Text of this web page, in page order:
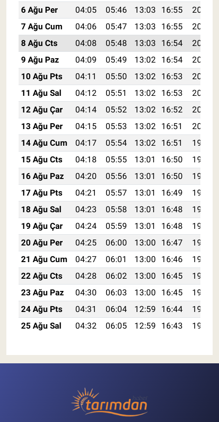
6 Ağu Per
04:05 05:46 13:03 16:55
20:10
7 Ağu Cum
04:06 05:47 13:03 16:55
20:08
8 Ağu Cts
04:08 05:48 13:03 16:54
20:07
9 Ağu Paz
04:09 05:49 13:02 16:54
20:06
10 Ağu Pts
04:11 05:50 13:02 16:53
20:05
11 Ağu Sal
04:12 05:51 13:02 16:53
20:03
12 Ağu Çar
04:14 05:52 13:02 16:52
20:02
13 Ağu Per
04:15 05:53 13:02 16:51
20:01
14 Ağu Cum
04:17 05:54 13:02 16:51
19:59
15 Ağu Cts
04:18 05:55 13:01 16:50
19:58
16 Ağu Paz
04:20 05:56 13:01 16:50
19:57
17 Ağu Pts
04:21 05:57 13:01 16:49
19:55
18 Ağu Sal
04:23 05:58 13:01 16:48
19:54
19 Ağu Çar
04:24 05:59 13:01 16:48
19:52
20 Ağu Per
04:25 06:00 13:00 16:47
19:51
21 Ağu Cum
04:27 06:01 13:00 16:46
19:49
22 Ağu Cts
04:28 06:02 13:00 16:45
19:48
23 Ağu Paz
04:30 06:03 13:00 16:45
19:47
24 Ağu Pts
04:31 06:04 12:59 16:44
19:45
25 Ağu Sal
04:32 06:05 12:59 16:43 19:43